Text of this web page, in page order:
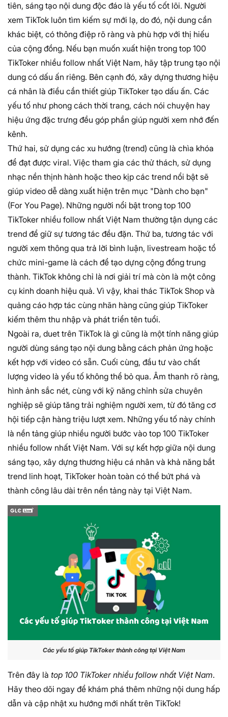
tiên, sáng tạo nội dung độc đáo là yếu tố cốt lõi. Người
xem TikTok luôn tìm kiếm sự mới lạ, do đó, nội dung cần
khác biệt, có thông điệp rõ ràng và phù hợp với thị hiếu
của cộng đồng. Nếu bạn muốn xuất hiện trong top 100
TikToker nhiều follow nhất Việt Nam, hãy tập trung tạo nội
dung có dấu ấn riêng. Bên cạnh đó, xây dựng thương hiệu
cá nhân là điều cần thiết giúp TikToker tạo dấu ấn. Các
yếu tố như phong cách thời trang, cách nói chuyện hay
hiệu ứng đặc trưng đều góp phần giúp người xem nhớ đến
kênh.
Thứ hai, sử dụng các xu hướng (trend) cũng là chìa khóa
để đạt được viral. Việc tham gia các thử thách, sử dụng
nhạc nền thịnh hành hoặc theo kịp các trend nổi bật sẽ
giúp video dễ dàng xuất hiện trên mục "Dành cho bạn"
(For You Page). Những người nổi bật trong top 100
TikToker nhiều follow nhất Việt Nam thường tận dụng các
trend để giữ sự tương tác đều đặn. Thứ ba, tương tác với
người xem thông qua trả lời bình luận, livestream hoặc tổ
chức mini-game là cách để tạo dựng cộng đồng trung
thành. TikTok không chỉ là nơi giải trí mà còn là một công
cụ kinh doanh hiệu quả. Vì vậy, khai thác TikTok Shop và
quảng cáo hợp tác cùng nhãn hàng cũng giúp TikToker
kiếm thêm thu nhập và phát triển tên tuổi.
Ngoài ra, duet trên TikTok là gì cũng là một tính năng giúp
người dùng sáng tạo nội dung bằng cách phản ứng hoặc
kết hợp với video có sẵn. Cuối cùng, đầu tư vào chất
lượng video là yếu tố không thể bỏ qua. Âm thanh rõ ràng,
hình ảnh sắc nét, cùng với kỹ năng chỉnh sửa chuyên
nghiệp sẽ giúp tăng trải nghiệm người xem, từ đó tăng cơ
hội tiếp cận hàng triệu lượt xem. Những yếu tố này chính
là nền tảng giúp nhiều người bước vào top 100 TikToker
nhiều follow nhất Việt Nam. Với sự kết hợp giữa nội dung
sáng tạo, xây dựng thương hiệu cá nhân và khả năng bắt
trend linh hoạt, TikToker hoàn toàn có thể bứt phá và
thành công lâu dài trên nền tảng này tại Việt Nam.
Các yếu tố giúp TikToker thành công tại Việt Nam
Trên đây là top 100 TikToker nhiều follow nhất Việt Nam.
Hãy theo dõi ngay để khám phá thêm những nội dung hấp
dẫn và cập nhật xu hướng mới nhất trên TikTok!